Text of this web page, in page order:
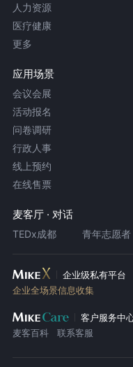
人力资源
医疗健康
更多
应用场景
会议会展
活动报名
问卷调研
行政人事
线上预约
在线售票
麦客厅 · 对话
TEDx成都 青年志愿者
企业级私有平台
企业全场景信息收集
客户服务中
麦客百科
联系客服